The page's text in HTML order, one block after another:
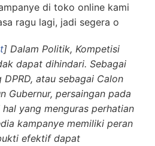
di toko online kami
ragu lagi, jadi segera o
] Dalam Politik, Kompetisi
dapat dihindari. Sebagai
atau sebagai Calon
Gubernur, persaingan pada
yang menguras perhatian
kampanye memiliki peran
efektif dapat